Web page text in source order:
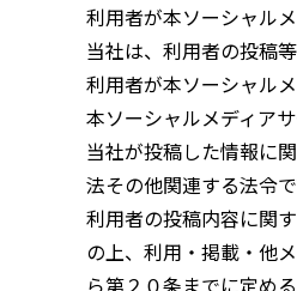
利用者が本ソーシャル
当社は、利用者の投稿
利用者が本ソーシャル
本ソーシャルメディア
当社が投稿した情報に
法その他関連する法令
利用者の投稿内容に関
の上、利用・掲載・他
ら第２０条までに定め